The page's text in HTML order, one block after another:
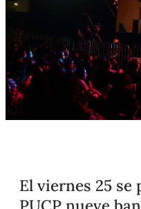
El viernes 25 se